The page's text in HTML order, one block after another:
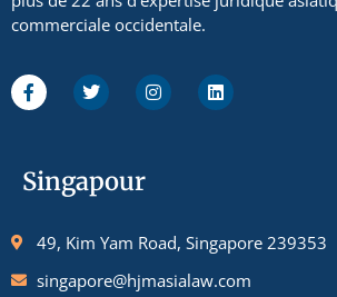
commerciale occidentale.
Singapour
49, Kim Yam Road, Singapore 239353
singapore@hjmasialaw.com